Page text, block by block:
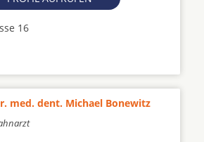
16
med. dent. Michael Bonewitz